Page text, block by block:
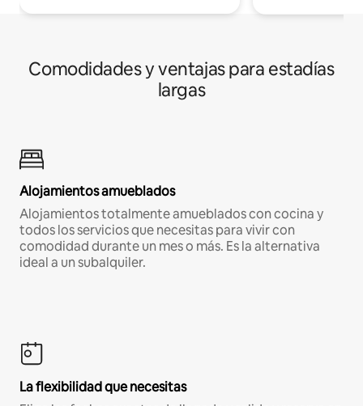
Comodidades y ventajas para estadías
largas
Alojamientos amueblados
Alojamientos totalmente amueblados con cocina y
todos los servicios que necesitas para vivir con
comodidad durante un mes o más. Es la alternativa
ideal a un subalquiler.
La flexibilidad que necesitas